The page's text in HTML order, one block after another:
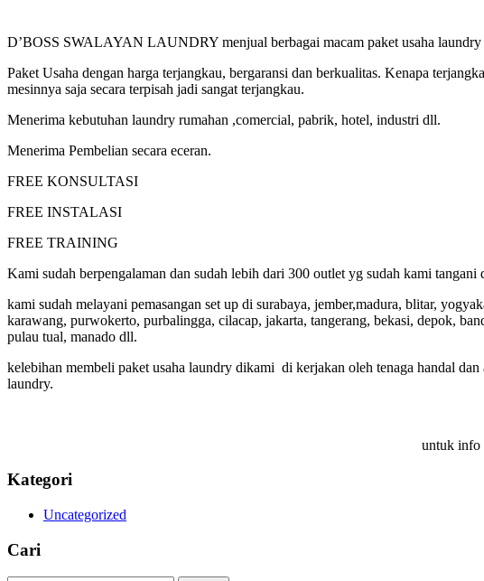
D’BOSS SWALAYAN LAUNDRY menjual berbagai macam paket usaha
Paket Usaha dengan harga terjangkau, bergaransi dan berkualitas. Kenapa
mesinnya saja secara terpisah jadi sangat terjangkau.
Menerima kebutuhan laundry rumahan ,comercial, pabrik, hotel, industri dll.
Menerima Pembelian secara eceran.
FREE KONSULTASI
FREE INSTALASI
FREE TRAINING
Kami sudah berpengalaman dan sudah lebih dari 300 outlet yg sudah kami tangani
kami sudah melayani pemasangan set up di surabaya, jember,madura, blitar,
karawang, purwokerto, purbalingga, cilacap, jakarta, tangerang, bekasi, depok,
pulau tual, manado dll.
kelebihan membeli paket usaha laundry dikami di kerjakan oleh tenaga handal
laundry.
untuk info
Kategori
Uncategorized
Cari